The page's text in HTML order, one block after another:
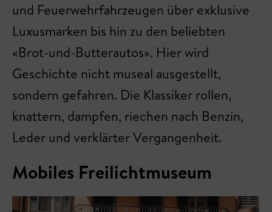
und Feuerwehrfahrzeugen über exklusive
Luxusmarken bis hin zu den beliebten
«Brot-und-Butterautos». Hier wird
Geschichte nicht museal ausgestellt,
sondern gefahren. Die Klassiker rollen,
knattern, dampfen, riechen nach Benzin,
Leder und verklärter Vergangenheit.
Mobiles Freilichtmuseum